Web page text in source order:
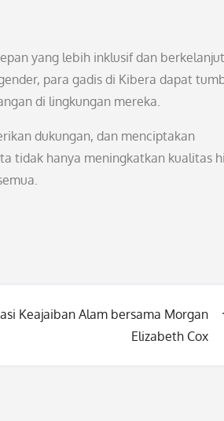
yang lebih inklusif dan
para gadis di Kibera dapat
di lingkungan mereka.
dukungan, dan menciptakan
tidak hanya meningkatkan kualitas
Keajaiban Alam bersama Morgan
Elizabeth Cox